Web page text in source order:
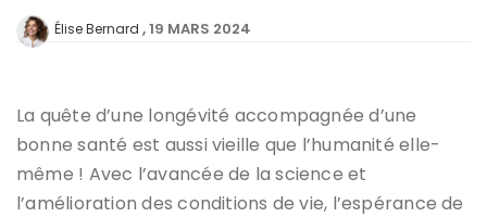
Élise Bernard 19 MARS 2024
La quête d’une longévité accompagnée d’une
bonne santé est aussi vieille que l’humanité elle-
même ! Avec l’avancée de la science et
l’amélioration des conditions de vie, l’espérance de